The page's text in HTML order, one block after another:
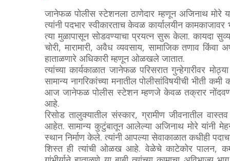
जानेफळ पोलीस स्टेशनला ठाणेदार म्हणून अजिनाथ मोरे
त्यांनी पदभार स्वीकारताच केवळ कार्यालयीन
त्या मुळापासून सोडवण्याचा प्रयत्न सुरू केला. कायदा
चोरी, मारामारी, अवैध व्यवसाय, सामाजिक तणाव किंवा
हाताळणारे अधिकारी म्हणून ओळखले जातात.
त्यांच्या कार्यकाळात जानेफळ परिसरात गुन्हेगारीवर
सामान्य नागरिकांच्या मनातील पोलीसांविषयीची भीती
आज जानेफळ पोलीस स्टेशन म्हणजे केवळ तक्रार
आहे.
रिसोड तालुक्यातील संस्कार, ग्रामीण जीवनातील
आहेत. सामान्य कुटुंबातून आलेल्या अजिनाथ मोरे यांनी
स्थान निर्माण केले. त्यांनी आपल्या सेवाकाळात कधीही
शिस्त ही त्यांची ओळख आहे. वेळेचे काटेकोर पालन,